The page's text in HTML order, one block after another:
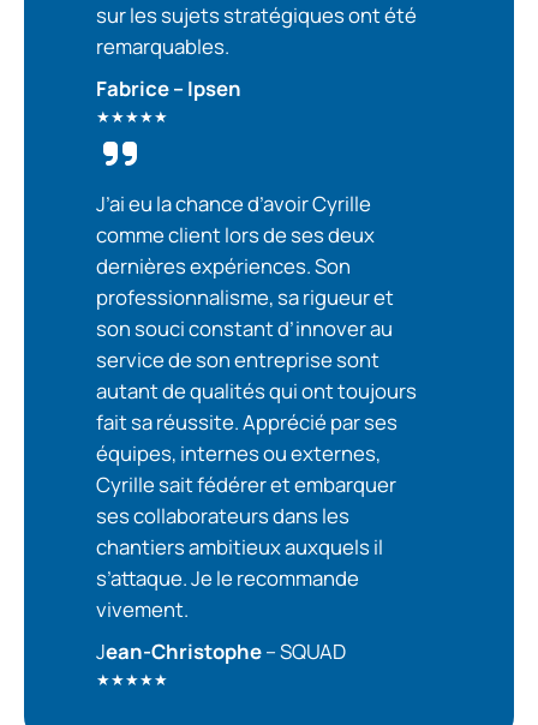
sur les sujets stratégiques ont été
remarquables.
Fabrice – Ipsen
★★★★★
J’ai eu la chance d’avoir Cyrille
comme client lors de ses deux
dernières expériences. Son
professionnalisme, sa rigueur et
son souci constant d’innover au
service de son entreprise sont
autant de qualités qui ont toujours
fait sa réussite. Apprécié par ses
équipes, internes ou externes,
Cyrille sait fédérer et embarquer
ses collaborateurs dans les
chantiers ambitieux auxquels il
s’attaque. Je le recommande
vivement.
Jean-Christophe– SQUAD
★★★★★